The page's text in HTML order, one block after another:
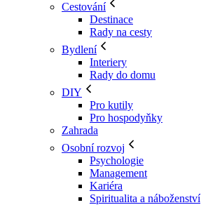
Cestování
Destinace
Rady na cesty
Bydlení
Interiery
Rady do domu
DIY
Pro kutily
Pro hospodyňky
Zahrada
Osobní rozvoj
Psychologie
Management
Kariéra
Spiritualita a náboženství